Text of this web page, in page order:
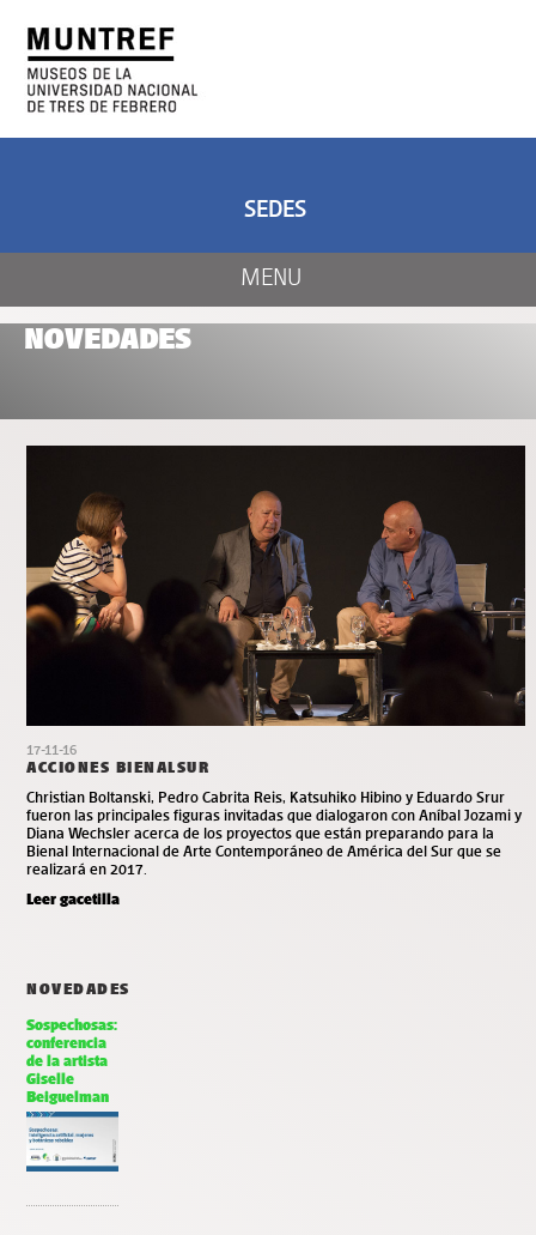
NOVEDADES
17-11-16
ACCIONES BIENALSUR
Christian Boltanski, Pedro Cabrita Reis, Katsuhiko Hibino y Eduardo Srur
fueron las principales figuras invitadas que dialogaron con Aníbal Jozami y
Diana Wechsler acerca de los proyectos que están preparando para la
Bienal Internacional de Arte Contemporáneo de América del Sur que se
realizará en 2017.
Leer gacetilla
NOVEDADES
Sospechosas:
conferencia
de la artista
Giselle
Beiguelman
MENU
SEDES
CENTRO DE ARTE
Y NATURALEZA
ARTE Y CIENCIA